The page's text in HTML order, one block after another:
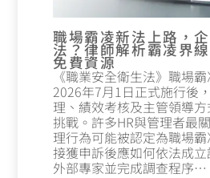
職場霸凌新法上路，
法？律師解析霸凌界
免費資源
《職業安全衛生法》職場
2026年7月1日正式施行後
理、績效考核及主管領導
挑戰。許多HR與管理者最
理行為可能被認定為職場
接獲申訴後應如何依法成
外部專家並完成調查程序…